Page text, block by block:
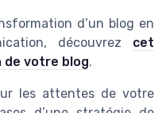
d’un blog en
découvrez cet
de votre blog.
les attentes de votre